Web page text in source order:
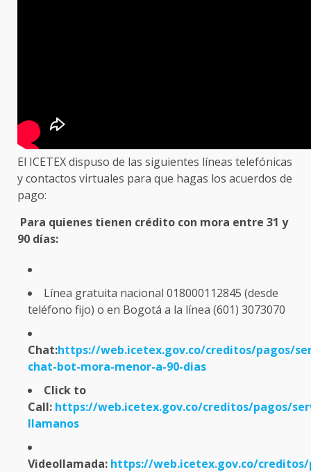
El ICETEX dispuso de las siguientes líneas telefónicas
y contactos virtuales para que hagas los acuerdos de
pago:
Para quienes tienen crédito con mora entre 31 y
90 días:
Línea gratuita nacional 018000112845 (desde
teléfono fijo) o en Bogotá a la línea (601) 3073070
Chat:https://web.icetex.gov.co/creditos/pagos/
chat-bot-mora-menor-a-90-dias
Click to
Call: https://web.icetex.gov.co/creditos/pagos/
llamanos
Videollamada: https://web.icetex.gov.co/